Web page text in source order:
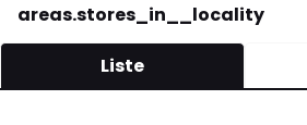
areas.stores_in__locality
Liste